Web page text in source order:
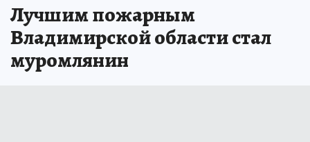
Лучшим пожарным
Владимирской области стал
муромлянин